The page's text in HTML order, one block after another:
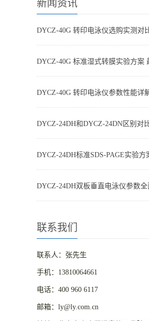
新闻资讯
DYCZ-40G 转印电泳仪参数性能详
DYCZ-24DH和DYCZ-24DN区别对
DYCZ-24DH标准SDS-PAGE实验方
DYCZ-24DH双板垂直电泳仪参数
联系我们
联系人：张先生
手机：13810064661
电话：400 960 6117
邮箱：ly@ly.com.cn